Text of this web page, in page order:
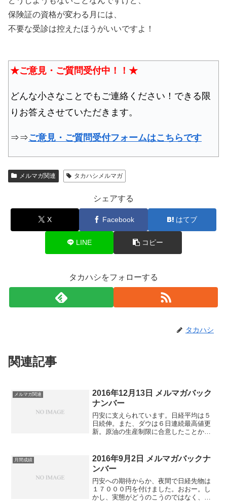
保険証の資格が変わる月には、
不要な受診は控えたほうがいいですよ！
★ご意見・ご質問受付中！！★
どんな小さなことでもご連絡ください！できる限
りお答えさせていただきます。
⇒⇒ご意見・ご質問受付フォームはこちらです
メルマガ関連 タカハシメルマガ
シェアする
X Facebook はてブ
LINE コピー
タカハシをフォローする
タカハシ
関連記事
メルマガ関連
2016年12月13日 メルマガバック
ナンバー
円安に支えられています。日経平均は５
日続伸。また、ダウは６日連続最高値更
新。原油の生産制限に合意したことか
続きしているトランプ相場。今のところ
上げるばかり。ほんの少し調...
月間成績
2016年9月2日 メルマガバックナ
ンバー
円安への期待からか、夜間で日経先物は
１７０００円を付けました。おおー。し
かし、実態がどうのこうのではなく、ア